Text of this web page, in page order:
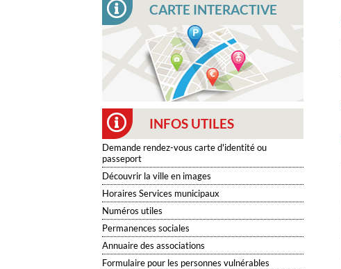
CARTE INTERACTIVE
INFOS UTILES
Demande rendez-vous carte d'identité ou
passeport
Découvrir la ville en images
Horaires Services municipaux
Numéros utiles
Permanences sociales
Annuaire des associations
Formulaire pour les personnes vulnérables